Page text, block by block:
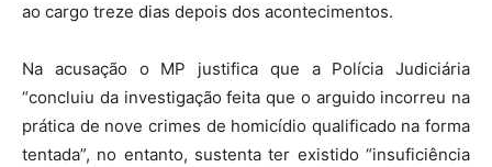
ao cargo treze dias depois dos acontecimentos.
Na acusação o MP justifica que a Polícia Judiciária
“concluiu da investigação feita que o arguido incorreu na
prática de nove crimes de homicídio qualificado na forma
tentada”, no entanto, sustenta ter existido “insuficiência